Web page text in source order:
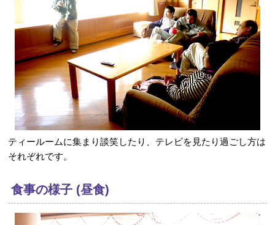
ティールームに集まり談笑したり、テレビを見たり過ごし方は
それぞれです。
食事の様子 (昼食)